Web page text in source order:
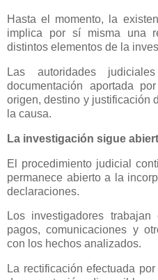
Hasta el momento, la
implica por sí misma una
distintos elementos de la
Las autoridades
documentación aportada
origen, destino y justificación
la causa.
La investigación sigue
El procedimiento judicial
permanece abierto a la
declaraciones.
Los investigadores
pagos, comunicaciones y
con los hechos analizados.
La rectificación efectuada